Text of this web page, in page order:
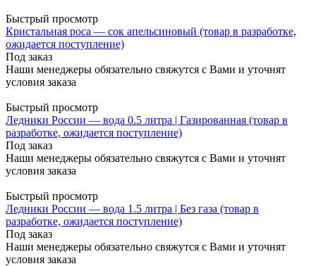
Быстрый просмотр
Кристальная роса — сок апельсиновый (товар в разработке,
ожидается поступление)
Под заказ
Наши менеджеры обязательно свяжутся с Вами и уточнят
условия заказа
Быстрый просмотр
Ледники России — вода 0.5 литра | Газированная (товар в
разработке, ожидается поступление)
Под заказ
Наши менеджеры обязательно свяжутся с Вами и уточнят
условия заказа
Быстрый просмотр
Ледники России — вода 1.5 литра | Без газа (товар в
разработке, ожидается поступление)
Под заказ
Наши менеджеры обязательно свяжутся с Вами и уточнят
условия заказа